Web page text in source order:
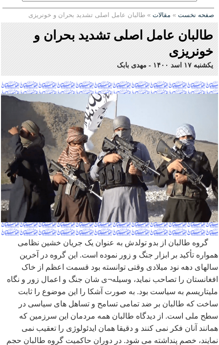
صفحه نخست » مقالات » طالبان عامل اصلی تشدید بحران و خونریزی
طالبان عامل اصلی تشدید بحران و
خونریزی
یکشنبه ۱۷ اسد ۱۴۰۰ - مهدی بابک
گروه طالبان از بدو تولدش به عنوان یک جریان خشین نظامی
همواره تأکید بر ابزار جنگ و زور نموده است. این گروه در آخرین
سالهای دهه نود میلادی وقتی توانسته بود قسمت اعظم از خاک
افغانستان را تصاحب نماید، وسیله¬ی شان جنگ و اعمال زور و نگاه
ملیتاریسم به سیاست بود. به صورت آشکا را این موضوع را ثابت
ساخت که طالبان بر ضد تمامی تسامح و تساهل های سیاسی در
سطح ملی است. از دیدگاه طالبان همه مردمان این سرزمین که
همانند آنان فکر نمی کنند و دقیقا همان ایدئولوژی را تعقیب نمی
نمایند، خصم پنداشته می شود. در دوران حاکمیت گروه طالبان حجم